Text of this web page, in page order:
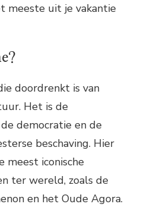
meeste uit je vakantie
doordrenkt is van
Het is de
democratie en de
beschaving. Hier
meest iconische
ter wereld, zoals de
en het Oude Agora.